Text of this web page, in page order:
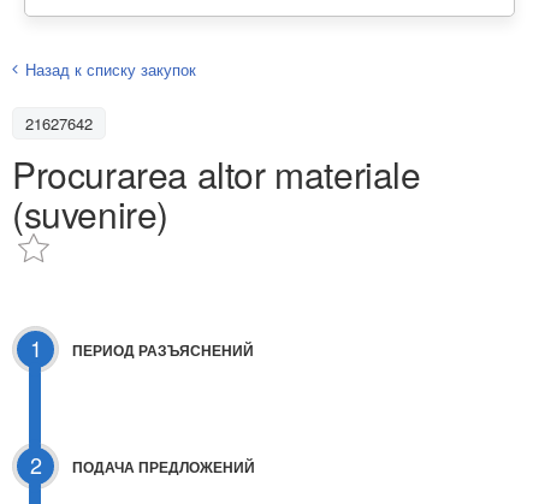
Назад к списку закупок
21627642
Procurarea altor materiale
(suvenire)
1 ПЕРИОД РАЗЪЯСНЕНИЙ
2 ПОДАЧА ПРЕДЛОЖЕНИЙ